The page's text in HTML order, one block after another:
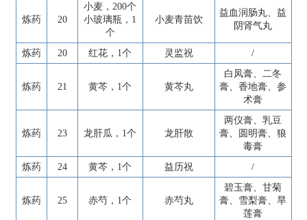
炼药 20
小麦，200个
小玻璃瓶，1
个
小麦青苗饮
益血润肠丸、益
阴肾气丸
炼药 20 红花，1个 灵监祝 /
炼药 21 黄芩，1个 黄芩丸
白凤膏、二冬
膏、香地膏、参
术膏
炼药 23 龙肝瓜，1个 龙肝散
两仪膏、乳豆
膏、圆明膏、狼
毒膏
炼药
24 黄芩，1个 益历祝 /
炼药 25 赤芍，1个 赤芍丸
碧玉膏、甘菊
膏、雪梨膏、旱
莲膏